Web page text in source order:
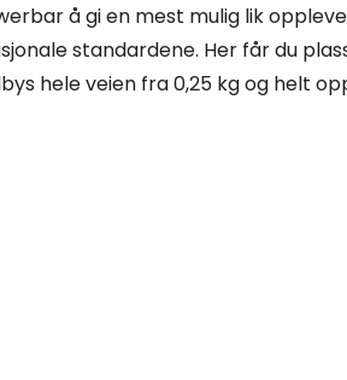
å gi en mest mulig lik
standardene. Her får du
hele veien fra 0,25 kg og helt